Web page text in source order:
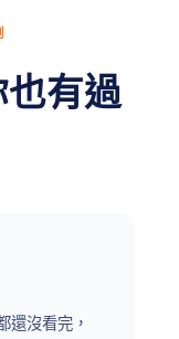
有過
還沒看完，